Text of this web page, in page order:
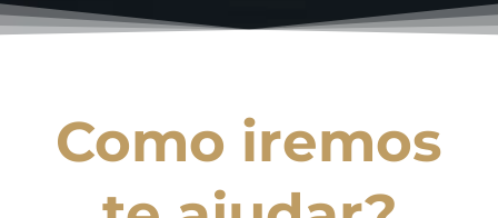
Como iremos